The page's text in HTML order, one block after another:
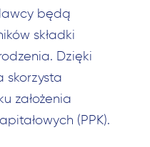
będą
składki
Dzięki
skorzysta
założenia
(PPK).